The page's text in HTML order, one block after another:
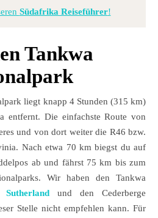
Südafrika Reiseführer!
Tankwa
liegt knapp 4 Stunden (315 km)
entfernt. Die einfachste Route von
und von dort weiter die R46 bzw.
Nach etwa 70 km biegst du auf
ab und fährst 75 km bis zum
Wir haben den Tankwa
Sutherland und den Cederberge
Stelle nicht empfehlen kann. Für